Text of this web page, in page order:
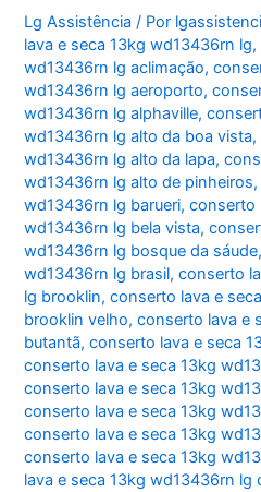
Lg Assistência / Por
lava e seca 13kg wd13436rn lg,
wd13436rn lg aclimação,
wd13436rn lg aeroporto,
wd13436rn lg alphaville,
wd13436rn lg alto da boa vista,
wd13436rn lg alto da lapa,
wd13436rn lg alto de pinheiros
wd13436rn lg barueri,conserto
wd13436rn lg bela vista,
wd13436rn lg bosque da sáude
wd13436rn lg brasil,conserto
lg brooklin,conserto lava e
brooklin velho,conserto lava e
butantã,conserto lava e seca
conserto lava e seca 13kg
conserto lava e seca 13kg
conserto lava e seca 13kg
conserto lava e seca 13kg
conserto lava e seca 13kg
lava e seca 13kg wd13436rn lg